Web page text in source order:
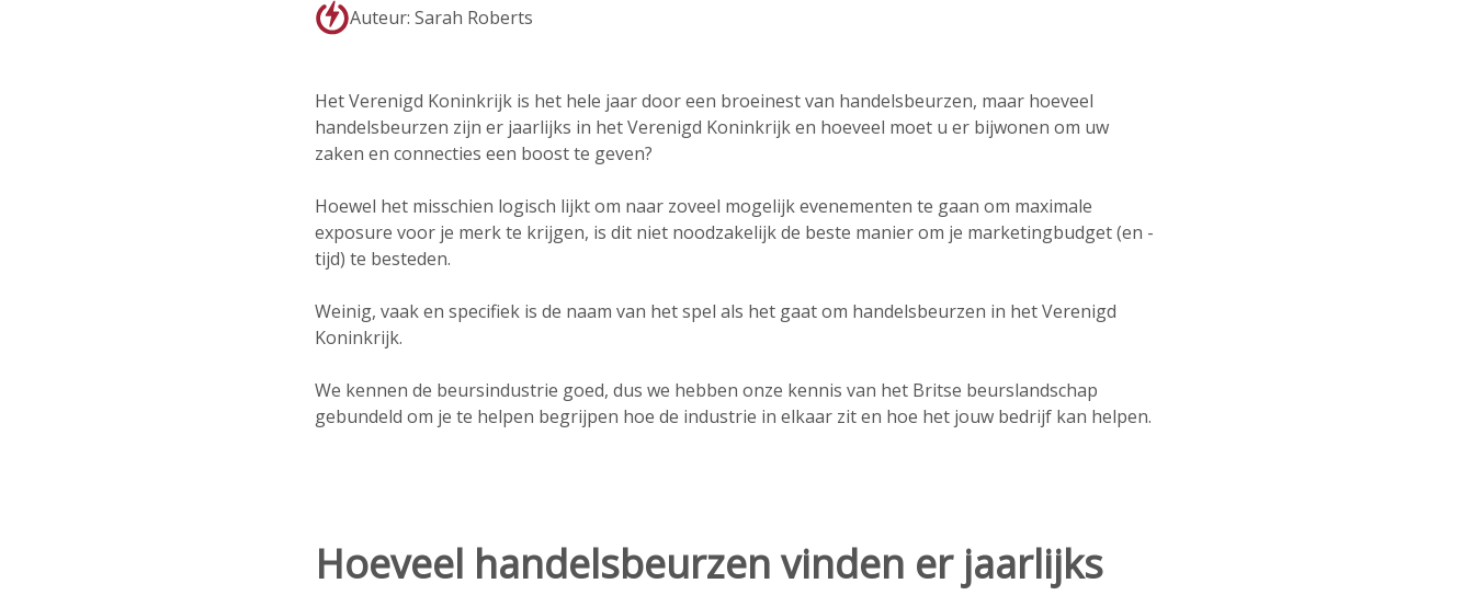
Auteur: Sarah Roberts
Het Verenigd Koninkrijk is het hele jaar door een broeinest van handelsbeurzen, maar hoeveel
handelsbeurzen zijn er jaarlijks in het Verenigd Koninkrijk en hoeveel moet u er bijwonen om uw
zaken en connecties een boost te geven?
Hoewel het misschien logisch lijkt om naar zoveel mogelijk evenementen te gaan om maximale
exposure voor je merk te krijgen, is dit niet noodzakelijk de beste manier om je marketingbudget (en -
tijd) te besteden.
Weinig, vaak en specifiek is de naam van het spel als het gaat om handelsbeurzen in het Verenigd
Koninkrijk.
We kennen de beursindustrie goed, dus we hebben onze kennis van het Britse beurslandschap
gebundeld om je te helpen begrijpen hoe de industrie in elkaar zit en hoe het jouw bedrijf kan helpen.
Hoeveel handelsbeurzen vinden er jaarlijks